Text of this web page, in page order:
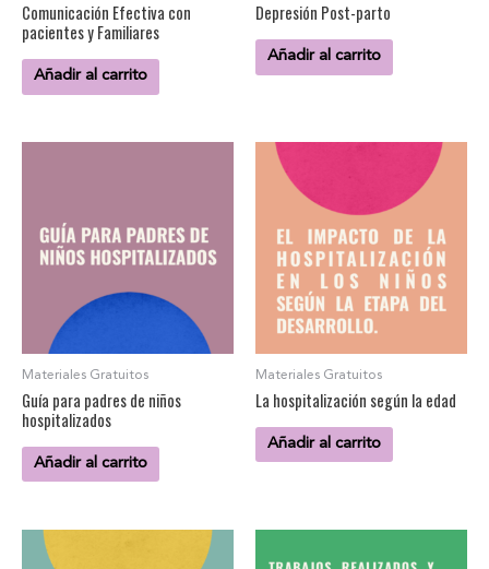
Comunicación Efectiva con
pacientes y Familiares
Añadir al carrito
Depresión Post-parto
Añadir al carrito
Materiales Gratuitos
Guía para padres de niños
hospitalizados
Añadir al carrito
Materiales Gratuitos
La hospitalización según la edad
Añadir al carrito